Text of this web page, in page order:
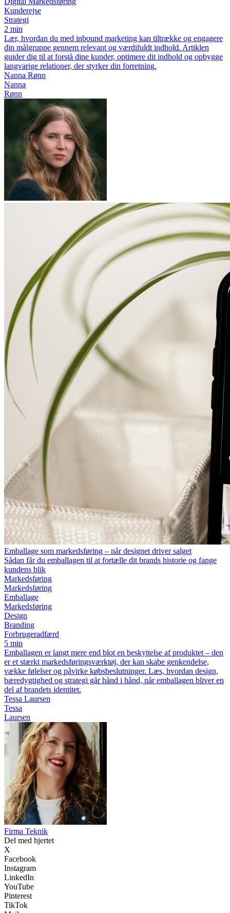
Kunderejse
Strategi
2 min
Lær, hvordan du med inbound marketing kan tiltrække og engagere
din målgruppe gennem relevant og værdifuldt indhold. Artiklen
guider dig til at forstå dine kunder, optimere dit indhold og opbygge
langvarige relationer, der styrker din forretning.
Nanna Rønn
Nanna
Rønn
Emballage som markedsføring – når designet driver salget
Sådan får du emballagen til at fortælle dit brands historie og fange
kundens blik
Markedsføring
Markedsføring
Emballage
Markedsføring
Design
Branding
Forbrugeradfærd
5 min
Emballagen er langt mere end blot en beskyttelse af produktet – den
er et stærkt markedsføringsværktøj, der kan skabe genkendelse,
vække følelser og påvirke købsbeslutninger. Læs, hvordan design,
bæredygtighed og strategi går hånd i hånd, når emballagen bliver en
del af brandets identitet.
Tessa Laursen
Tessa
Laursen
Firma Teknik
Del med hjertet
X
Facebook
Instagram
LinkedIn
YouTube
Pinterest
TikTok